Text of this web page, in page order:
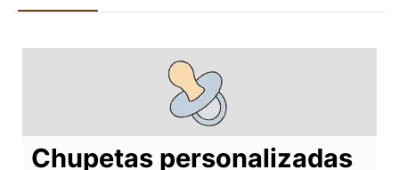
Chupetas personalizadas